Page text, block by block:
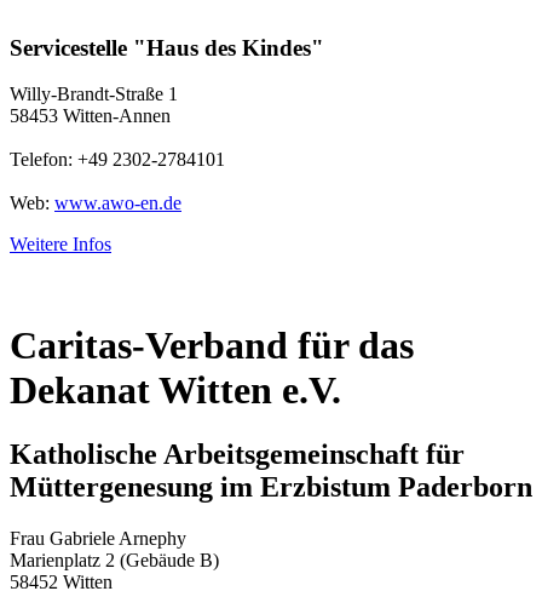
Servicestelle "Haus des Kindes"
Willy-Brandt-Straße 1
58453 Witten-Annen
Telefon: +49 2302-2784101
Web: www.awo-en.de
Weitere Infos
Caritas-Verband für das
Dekanat Witten e.V.
Katholische Arbeitsgemeinschaft für
Müttergenesung im Erzbistum Paderborn
Frau Gabriele Arnephy
Marienplatz 2 (Gebäude B)
58452 Witten